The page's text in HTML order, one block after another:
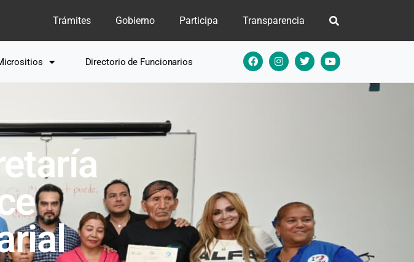
Trámites Gobierno Participa Transparencia
Directorio de Funcionarios